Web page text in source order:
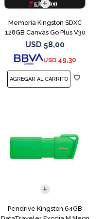
Memoria Kingston SDXC
128GB Canvas Go Plus V30
USD 58,00
USD 49,30
Pendrive Kingston 64GB